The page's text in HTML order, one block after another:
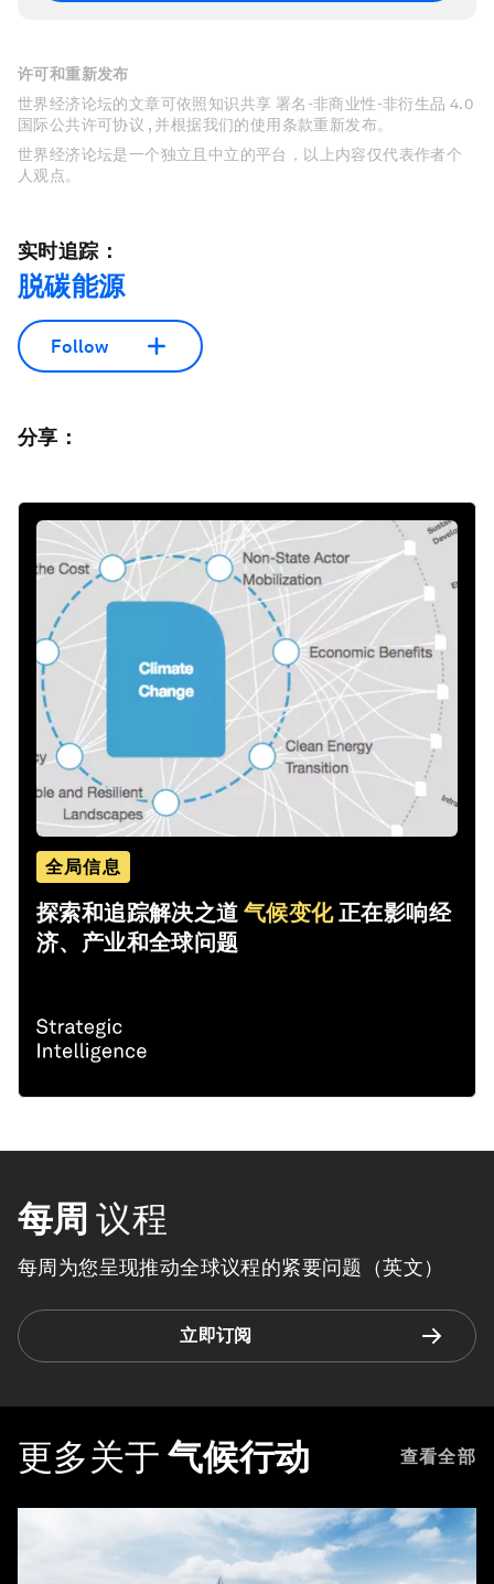
许可和重新发布
世界经济论坛的文章可依照知识共享 署名-非商业性-非衍生品 4.0
国际公共许可协议 , 并根据我们的使用条款重新发布。
世界经济论坛是一个独立且中立的平台，以上内容仅代表作者个
人观点。
实时追踪：
脱碳能源
Follow
分享：
全局信息
探索和追踪解决之道气候变化正在影响经
济、产业和全球问题
每周 议程
每周为您呈现推动全球议程的紧要问题（英文）
立即订阅
更多关于 气候行动 查看全部